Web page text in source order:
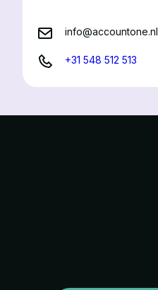
info@accountone.nl
+31 548 512 513